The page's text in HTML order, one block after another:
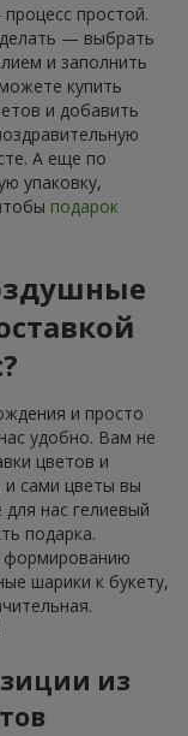
простой.
— выбрать
и заполнить
купить
и добавить
А еще по
упаковку,
подарок
и просто
удобно. Вам не
цветов и
и сами цветы вы
нас гелиевый
подарка.
формированию
шарики к букету,
из